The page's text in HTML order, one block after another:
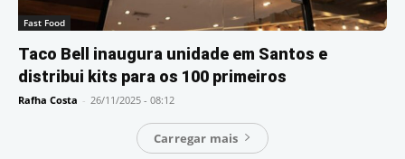
Fast Food
Taco Bell inaugura unidade em Santos e
distribui kits para os 100 primeiros
Rafha Costa - 26/11/2025 - 08:12
Carregar mais